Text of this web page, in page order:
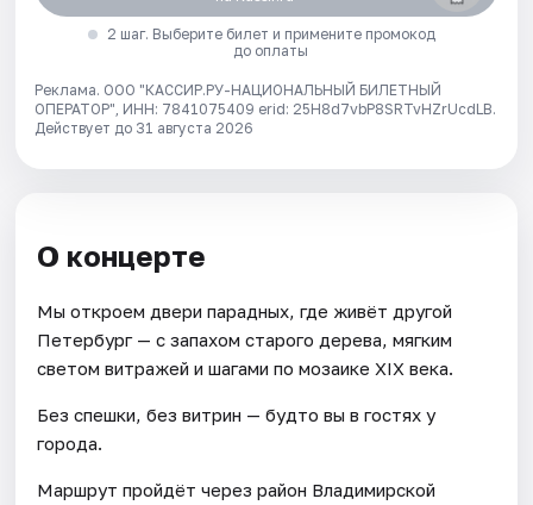
2 шаг. Выберите билет и примените промокод
до оплаты
Реклама. ООО "КАССИР.РУ-НАЦИОНАЛЬНЫЙ БИЛЕТНЫЙ
ОПЕРАТОР", ИНН: 7841075409 erid: 25H8d7vbP8SRTvHZrUcdLB.
Действует до 31 августа 2026
О концерте
Мы откроем двери парадных, где живёт другой
Петербург — с запахом старого дерева, мягким
светом витражей и шагами по мозаике XIX века.
Без спешки, без витрин — будто вы в гостях у
города.
Маршрут пройдёт через район Владимирской